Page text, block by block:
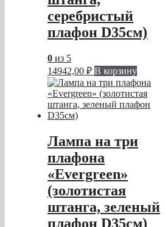
серебристый
плафон D35см)
0 из 5
14942,00 ₽ В корзину
Лампа на три
плафона
«Evergreen»
(золотистая
штанга, зеленый
плафон D35см)